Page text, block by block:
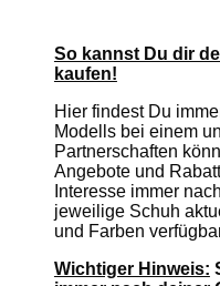
So kannst Du dir
kaufen!
Hier findest Du
Modells bei einem
Partnerschaften
Angebote und
Interesse immer
jeweilige Schuh
und Farben
Wichtiger Hinweis: